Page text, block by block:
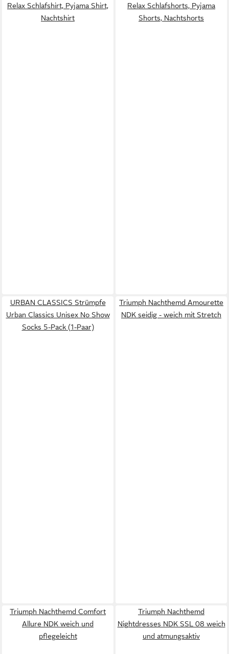
Relax Schlafshirt, Pyjama Shirt,
Nachtshirt
Relax Schlafshorts, Pyjama
Shorts, Nachtshorts
URBAN CLASSICS Strümpfe
Urban Classics Unisex No Show
Socks 5-Pack (1-Paar)
Triumph Nachthemd Amourette
NDK seidig - weich mit Stretch
Triumph Nachthemd Comfort
Allure NDK weich und
pflegeleicht
Triumph Nachthemd
Nightdresses NDK SSL 08 weich
und atmungsaktiv